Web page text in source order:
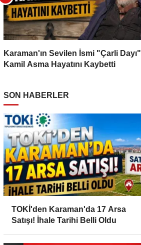
Karaman'ın Sevilen İsmi "Çarli Dayı"
Kamil Asma Hayatını Kaybetti
SON HABERLER
TOKİ'den Karaman'da 17 Arsa
Satışı! İhale Tarihi Belli Oldu